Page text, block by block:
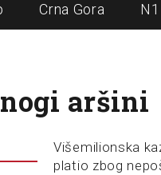
Crna Gora N1
aršini
Višemilionska
platio zbog